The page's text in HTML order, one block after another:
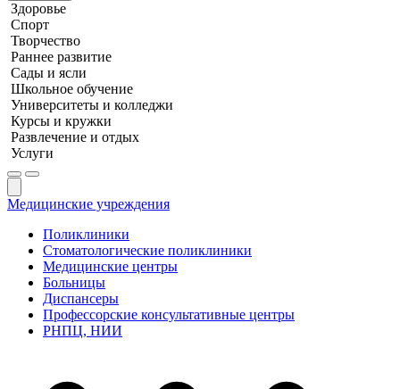
Здоровье
Спорт
Творчество
Раннее развитие
Сады и ясли
Школьное обучение
Университеты и колледжи
Курсы и кружки
Развлечение и отдых
Услуги
Медицинские учреждения
Поликлиники
Стоматологические поликлиники
Медицинские центры
Больницы
Диспансеры
Профессорские консультативные центры
РНПЦ, НИИ